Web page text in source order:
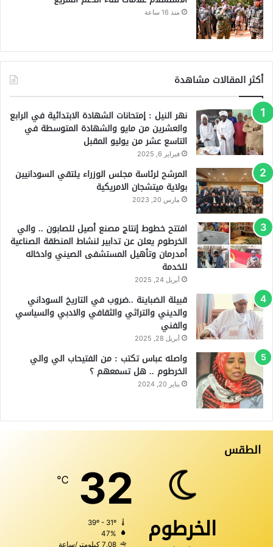
منذ 16 ساعة
أكثر المقالات مشاهدة
نهر النيل : إمتحانات الشهادة الابتدائية في الرابع
والعشرين من مايو والشهادة المتوسطة في
التاسع عشر من يوليو المقبل
فبراير 6, 2025
المرشح لرئاسة مجلس الوزراء يلتقي السودانيين
بولاية ميتشجان الامريكية
مارس 20, 2023
افتتح خطوط إنتاج مصنع أصيل للصابون .. والي
الخرطوم يعلن عن تدابير لنشاط المنطقة الصناعية
أمدرمان وتأهيل المستشفى الصيني وادخاله
للخدمة
أبريل 24, 2025
قبيلة الضباينة ..ضروب في التاريخ السوداني
والديني والتراثي والثقافي والادبي والسياسي
والفني
أبريل 28, 2025
واصله عباس تكتب : من الفتيحاب الي والي
الخرطوم .. هل تسمعهم ؟
يناير 20, 2024
الطقس
الخرطوم
32
℃
47%
7.08 كيلومتر/ساعة